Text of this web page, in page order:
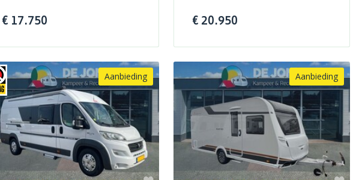
€ 17.750 € 20.950
Aanbieding Aanbieding